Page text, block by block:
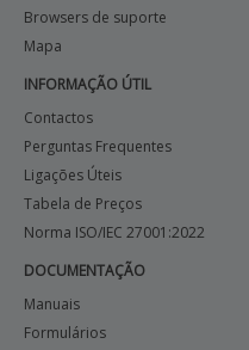
Browsers de suporte
Mapa
INFORMAÇÃO ÚTIL
Contactos
Perguntas Frequentes
Ligações Úteis
Tabela de Preços
Norma ISO/IEC 27001:2022
DOCUMENTAÇÃO
Manuais
Formulários